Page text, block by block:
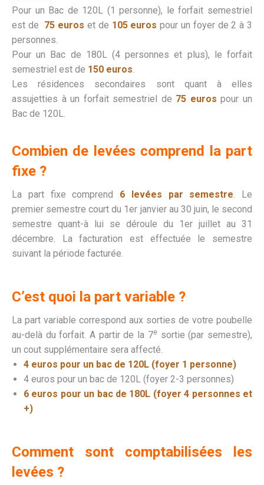
Pour un Bac de 120L (1 personne), le forfait semestriel
est de 75 euros et de 105 euros pour un foyer de 2 à 3
personnes.
Pour un Bac de 180L (4 personnes et plus), le forfait
semestriel est de 150 euros.
Les résidences secondaires sont quant à elles
assujetties à un forfait semestriel de 75 euros pour un
Bac de 120L.
Combien de levées comprend la part
fixe ?
La part fixe comprend 6 levées par semestre. Le
premier semestre court du 1er janvier au 30 juin, le second
semestre quant-à lui se déroule du 1er juillet au 31
décembre. La facturation est effectuée le semestre
suivant la période facturée.
C’est quoi la part variable ?
La part variable correspond aux sorties de votre poubelle
au-delà du forfait. A partir de la 7esortie (par semestre),
un cout supplémentaire sera affecté.
4 euros pour un bac de 120L (foyer 1 personne)
4 euros pour un bac de 120L (foyer 2-3 personnes)
6 euros pour un bac de 180L (foyer 4 personnes et
+)
Comment sont comptabilisées les
levées ?